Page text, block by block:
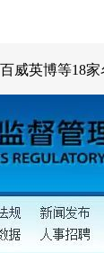
威英博等18家